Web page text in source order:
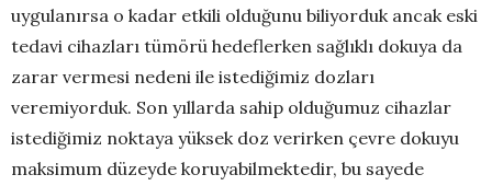
uygulanırsa o kadar etkili olduğunu biliyorduk ancak eski
tedavi cihazları tümörü hedeflerken sağlıklı dokuya da
zarar vermesi nedeni ile istediğimiz dozları
veremiyorduk. Son yıllarda sahip olduğumuz cihazlar
istediğimiz noktaya yüksek doz verirken çevre dokuyu
maksimum düzeyde koruyabilmektedir, bu sayede